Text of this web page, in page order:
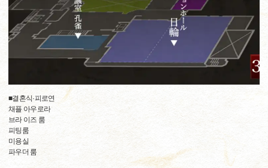
■결혼식·피로연
채플 아우로라
브라 이즈 룸
피팅룸
미용실
파우더 룸